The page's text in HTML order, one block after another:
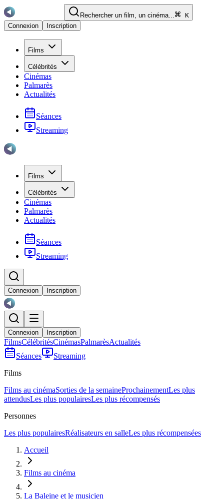
Rechercher un film, un cinéma...
K
Connexion
Inscription
Films
Célébrités
Cinémas
Palmarès
Actualités
Séances
Streaming
Films
Célébrités
Cinémas
Palmarès
Actualités
Séances
Streaming
Connexion Inscription
Connexion Inscription
FilmsCélébritésCinémasPalmarèsActualités
Séances
Streaming
Films
Films au cinémaSorties de la semaineProchainementLes plus
attendusLes plus populairesLes plus récompensés
Personnes
Les plus populairesRéalisateurs en salleLes plus récompensées
Accueil
Films au cinéma
La Baleine et le musicien